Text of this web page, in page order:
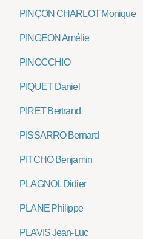
PINÇON CHARLOT Monique
PINGEON Amélie
PINOCCHIO
PIQUET Daniel
PIRET Bertrand
PISSARRO Bernard
PITCHO Benjamin
PLAGNOL Didier
PLANE Philippe
PLAVIS Jean-Luc